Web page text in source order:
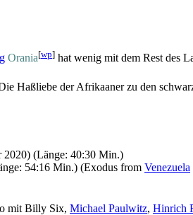
Orania[wp] hat wenig mit dem Rest des
Haßliebe der Afrikaaner zu den
(Länge: 40:30 Min.)
54:16 Min.) (Exodus from Venezuela
mit Billy Six, Michael Paulwitz, Hinrich